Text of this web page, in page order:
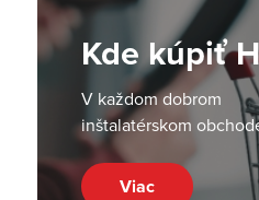
Kde kúpiť
V každom dobrom
inštalatérskom
Viac